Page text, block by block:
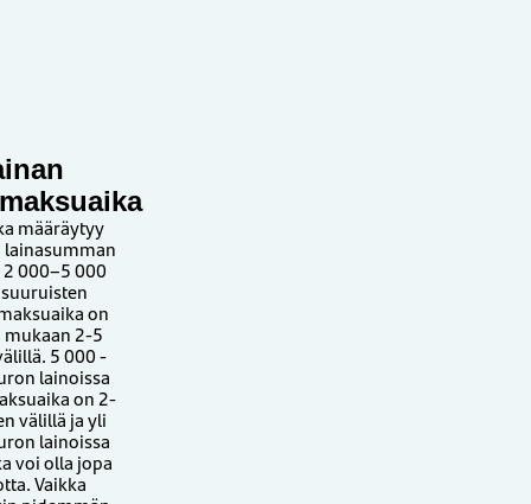
määräytyy
000–5 000
on
2-5
5 000 -
lainoissa
on 2-
välillä ja yli
lainoissa
voi olla jopa
Vaikka